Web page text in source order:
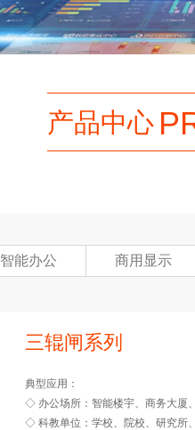
产品中心
智能办公 商用显示
三辊闸系列
典型应用：
◇ 办公场所：智能楼宇、商务大厦
◇ 科教单位：学校、院校、研究所